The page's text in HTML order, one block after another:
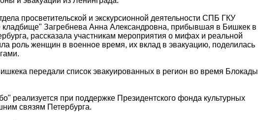
просветительской и экскурсионной деятельности СПБ ГКУ
Загребнева Анна Александровна, прибывшая в Бишкек в
рассказала участникам мероприятия о мифах и реальной
роль женщин в военное время, их вклад в эвакуацию, поделилась
передали список эвакуированных в регион во время Блокады
реализуется при поддержке Президентского фонда культурных
связям Петербурга.